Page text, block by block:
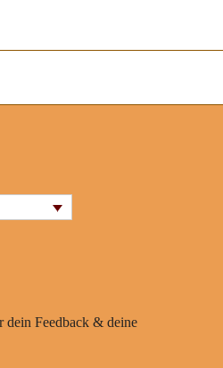
dein Feedback & deine